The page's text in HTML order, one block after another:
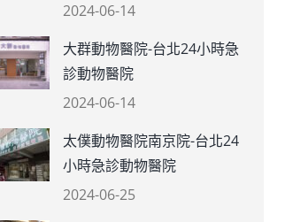
2024-06-14
大群動物醫院-台北24小時急
診動物醫院
2024-06-14
太僕動物醫院南京院-台北24
小時急診動物醫院
2024-06-25